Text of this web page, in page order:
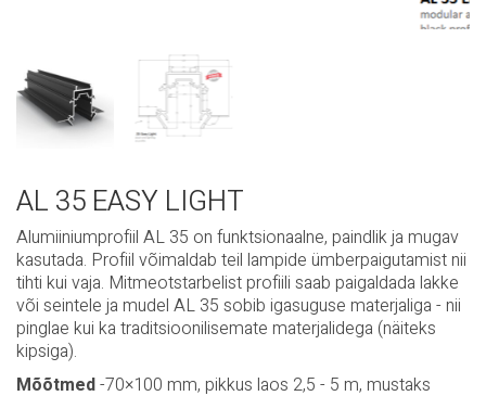
AL 35 EASY LIGHT
Alumiiniumprofiil AL 35 on funktsionaalne, paindlik ja mugav
kasutada. Profiil võimaldab teil lampide ümberpaigutamist nii
tihti kui vaja. Mitmeotstarbelist profiili saab paigaldada lakke
või seintele ja mudel AL 35 sobib igasuguse materjaliga - nii
pinglae kui ka traditsioonilisemate materjalidega (näiteks
kipsiga).